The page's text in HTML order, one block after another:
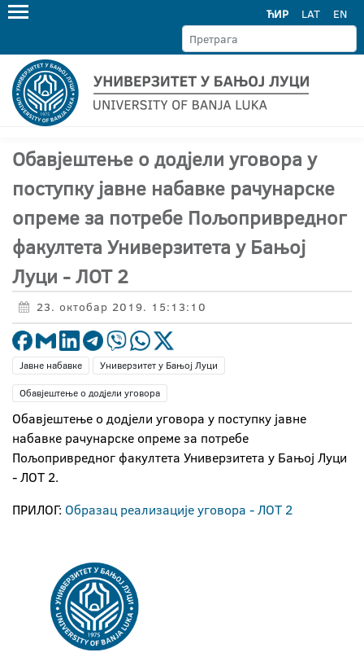
ЋИР LAT EN
Обавјештење о додјели уговора у
поступку јавне набавке рачунарске
опреме за потребе Пољопривредног
факултета Универзитета у Бањој
Луци - ЛОТ 2
23. октобар 2019. 15:13:10
Јавне набавке
Универзитет у Бањој Луци
Обавјештење о додјели уговора
Обавјештење о додјели уговора у поступку јавне
набавке рачунарске опреме за потребе
Пољопривредног факултета Универзитета у Бањој Луци
- ЛОТ 2.
ПРИЛОГ: Образац реализације уговора - ЛОТ 2